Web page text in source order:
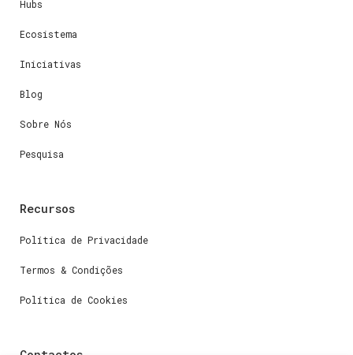
Hubs
Ecosistema
Iniciativas
Blog
Sobre Nós
Pesquisa
Recursos
Política de Privacidade
Termos & Condições
Política de Cookies